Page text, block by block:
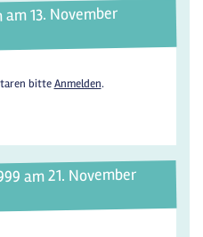
13. November
bitteAnmelden.
am 21. November